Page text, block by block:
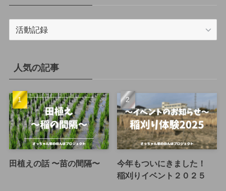
人気の記事
田植えの話 〜苗の間隔〜
今年もついにきました！
稲刈りイベント２０２５